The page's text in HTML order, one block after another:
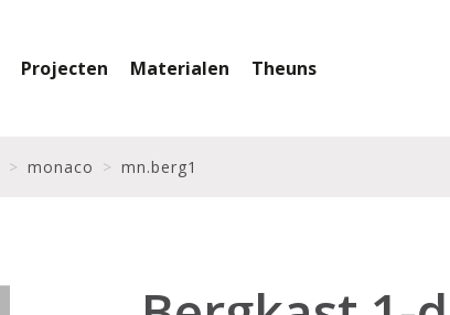
Projecten Materialen Theuns
monaco mn.berg1